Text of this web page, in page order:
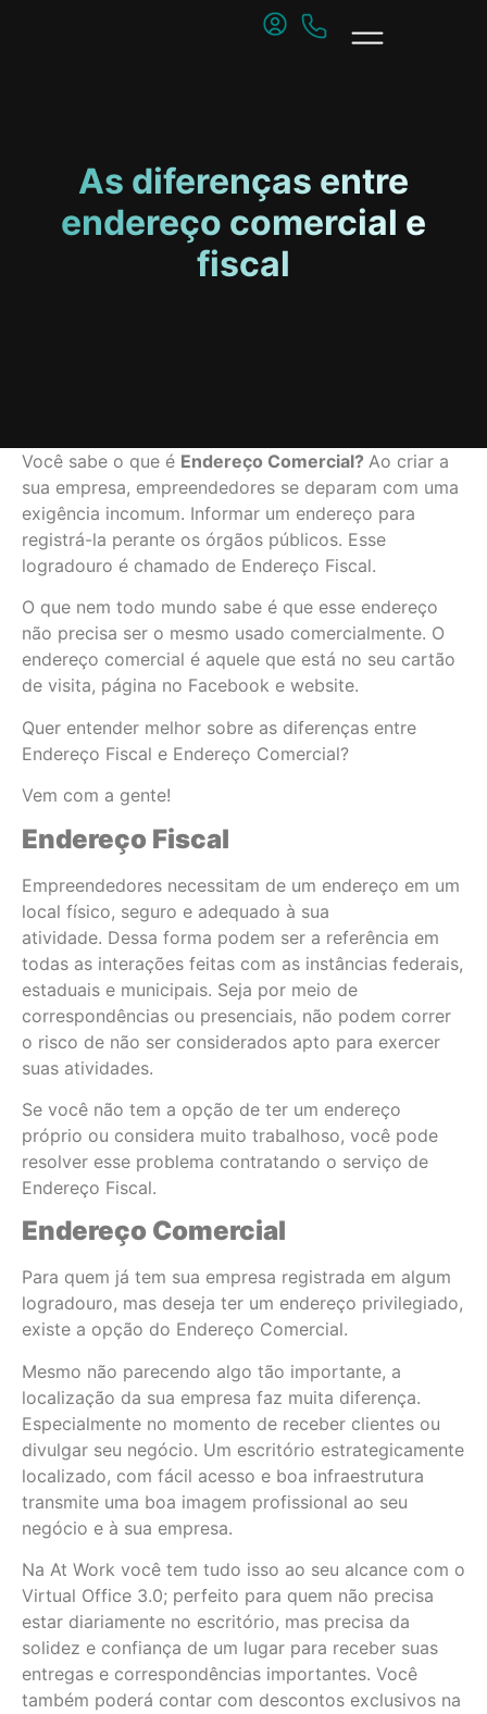
As diferenças entre
endereço comercial e
fiscal
Você sabe o que é Endereço Comercial? Ao criar a
sua empresa, empreendedores se deparam com uma
exigência incomum. Informar um endereço para
registrá-la perante os órgãos públicos. Esse
logradouro é chamado de Endereço Fiscal.
O que nem todo mundo sabe é que esse endereço
não precisa ser o mesmo usado comercialmente. O
endereço comercial é aquele que está no seu cartão
de visita, página no Facebook e website.
Quer entender melhor sobre as diferenças entre
Endereço Fiscal e Endereço Comercial?
Vem com a gente!
Endereço Fiscal
Empreendedores necessitam de um endereço em um
local físico, seguro e adequado à sua
atividade. Dessa forma podem ser a referência em
todas as interações feitas com as instâncias federais,
estaduais e municipais. Seja por meio de
correspondências ou presenciais, não podem correr
o risco de não ser considerados apto para exercer
suas atividades.
Se você não tem a opção de ter um endereço
próprio ou considera muito trabalhoso, você pode
resolver esse problema contratando o serviço de
Endereço Fiscal.
Endereço Comercial
Para quem já tem sua empresa registrada em algum
logradouro, mas deseja ter um endereço privilegiado,
existe a opção do Endereço Comercial.
Mesmo não parecendo algo tão importante, a
localização da sua empresa faz muita diferença.
Especialmente no momento de receber clientes ou
divulgar seu negócio. Um escritório estrategicamente
localizado, com fácil acesso e boa infraestrutura
transmite uma boa imagem profissional ao seu
negócio e à sua empresa.
Na At Work você tem tudo isso ao seu alcance com o
Virtual Office 3.0; perfeito para quem não precisa
estar diariamente no escritório, mas precisa da
solidez e confiança de um lugar para receber suas
entregas e correspondências importantes. Você
também poderá contar com descontos exclusivos na